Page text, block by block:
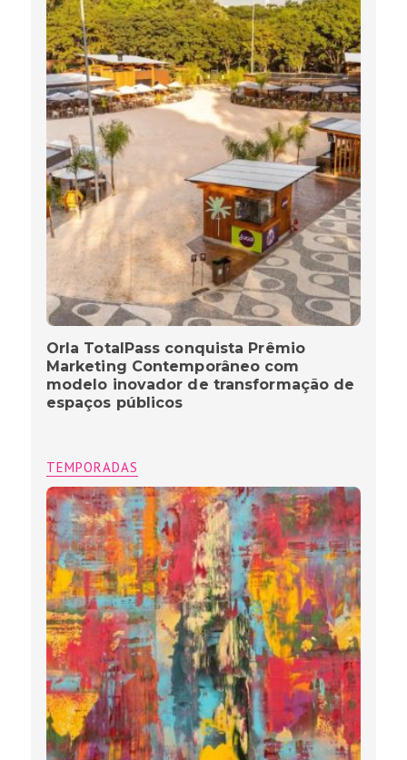
Orla TotalPass conquista Prêmio
Marketing Contemporâneo com
modelo inovador de transformação de
espaços públicos
TEMPORADAS